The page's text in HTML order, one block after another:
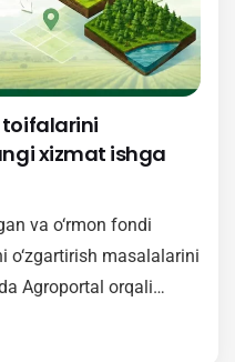
xizmat ishga
va o‘rmon fondi
masalalarini
Agroportal orqali
O‘zbekiston